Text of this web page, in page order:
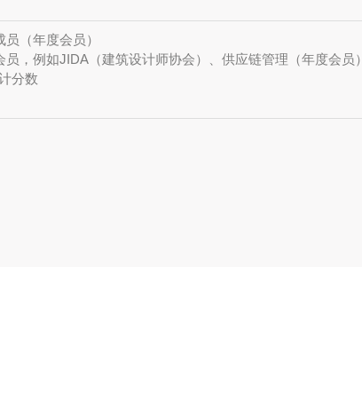
（年度会员）
员，例如JIDA（建筑设计师协会）、供应链管理（年度会员）
分数